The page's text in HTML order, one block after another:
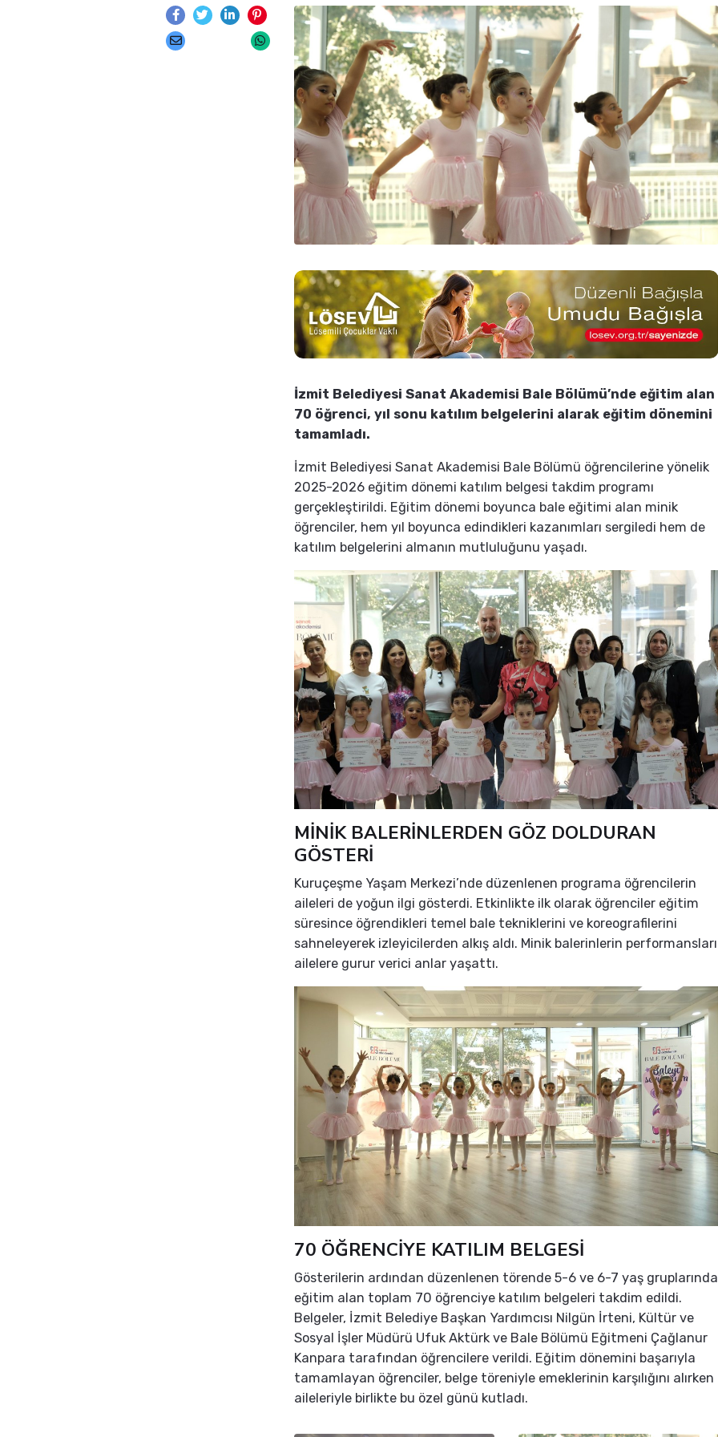
İzmit Belediyesi Sanat Akademisi Bale Bölümü’nde eğitim alan
70 öğrenci, yıl sonu katılım belgelerini alarak eğitim dönemini
tamamladı.
İzmit Belediyesi Sanat Akademisi Bale Bölümü öğrencilerine yönelik
2025-2026 eğitim dönemi katılım belgesi takdim programı
gerçekleştirildi. Eğitim dönemi boyunca bale eğitimi alan minik
öğrenciler, hem yıl boyunca edindikleri kazanımları sergiledi hem de
katılım belgelerini almanın mutluluğunu yaşadı.
MİNİK BALERİNLERDEN GÖZ DOLDURAN
GÖSTERİ
Kuruçeşme Yaşam Merkezi’nde düzenlenen programa öğrencilerin
aileleri de yoğun ilgi gösterdi. Etkinlikte ilk olarak öğrenciler eğitim
süresince öğrendikleri temel bale tekniklerini ve koreografilerini
sahneleyerek izleyicilerden alkış aldı. Minik balerinlerin performansları
ailelere gurur verici anlar yaşattı.
70 ÖĞRENCİYE KATILIM BELGESİ
Gösterilerin ardından düzenlenen törende 5-6 ve 6-7 yaş gruplarında
eğitim alan toplam 70 öğrenciye katılım belgeleri takdim edildi.
Belgeler, İzmit Belediye Başkan Yardımcısı Nilgün İrteni, Kültür ve
Sosyal İşler Müdürü Ufuk Aktürk ve Bale Bölümü Eğitmeni Çağlanur
Kanpara tarafından öğrencilere verildi. Eğitim dönemini başarıyla
tamamlayan öğrenciler, belge töreniyle emeklerinin karşılığını alırken
aileleriyle birlikte bu özel günü kutladı.